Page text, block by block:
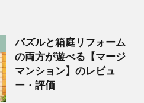
パズルと箱庭リフォーム
の両方が遊べる【マージ
マンション】のレビュ
ー・評価